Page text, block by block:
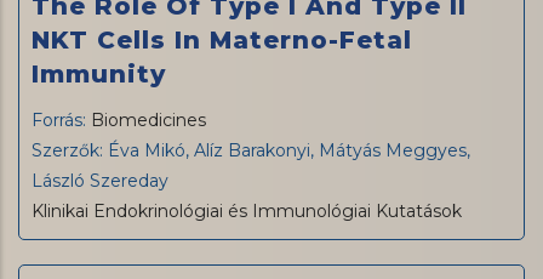
The Role Of Type I And Type II
NKT Cells In Materno-Fetal
Immunity
Forrás: Biomedicines
Szerzők: Éva Mikó, Alíz Barakonyi, Mátyás Meggyes,
László Szereday
Klinikai Endokrinológiai és Immunológiai Kutatások